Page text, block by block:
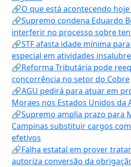
🔗O que está acontecendo
🔗Supremo condena Eduardo
interferir no processo sobre
🔗STF afasta idade mínima
especial em atividades
🔗Reforma Tributária pode
concorrência no setor do Cobre
🔗AGU pedirá para atuar em
Moraes nos Estados Unidos da
🔗Supremo amplia prazo para
Campinas substituir cargos
efetivos
🔗Falha estatal em prover
autoriza conversão da